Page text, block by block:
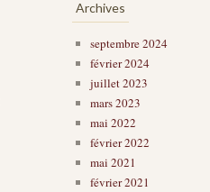
Archives
septembre 2024
février 2024
juillet 2023
mars 2023
mai 2022
février 2022
mai 2021
février 2021